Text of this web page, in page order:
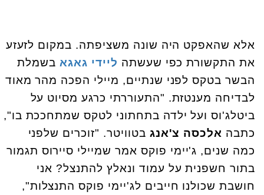
אלא שהאפקט היה שונה משציפתה. במקום לזעזע
את התקשורת כפי שעשתה ליידי גאגא בשמלת
הבשר בטקס לפני שנתיים, מיילי הפכה מהר מאוד
לבדיחה מענטזת. "התעוררתי כרגע מסיוט על
ביטלג'וס ועל ילדה בתחתוני לטקס שמתחככת בו",
כתבה אלכסה צ'אנג בטוויטר. "זוכרים שלפני
כמה שנים, ג'יימי פוקס אמר שמיילי סיירוס תגמור
בתור חשפנית על עמוד ונאלץ להתנצל? אני
חושבת שכולנו חייבים לג'יימי פוקס התנצלות",